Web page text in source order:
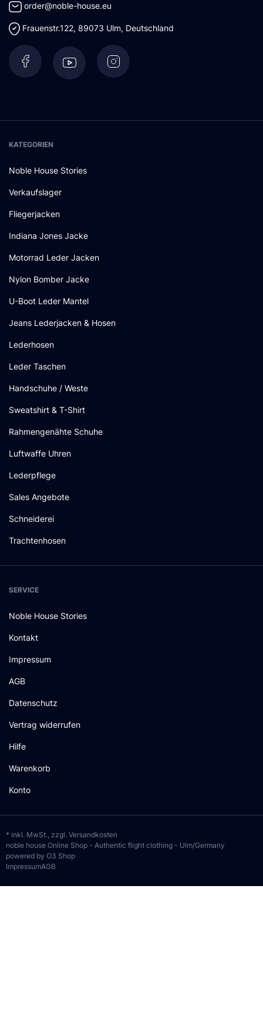
order@noble-house.eu
Frauenstr.122, 89073 Ulm, Deutschland
KATEGORIEN
Noble House Stories
Verkaufslager
Fliegerjacken
Indiana Jones Jacke
Motorrad Leder Jacken
Nylon Bomber Jacke
U-Boot Leder Mantel
Jeans Lederjacken & Hosen
Lederhosen
Leder Taschen
Handschuhe / Weste
Sweatshirt & T-Shirt
Rahmengenähte Schuhe
Luftwaffe Uhren
Lederpflege
Sales Angebote
Schneiderei
Trachtenhosen
SERVICE
Noble House Stories
Kontakt
Impressum
AGB
Datenschutz
Vertrag widerrufen
Hilfe
Warenkorb
Konto
* inkl. MwSt., zzgl. Versandkosten
noble house Online Shop - Authentic flight clothing - Ulm/Germany
powered by O3 Shop
ImpressumAGB